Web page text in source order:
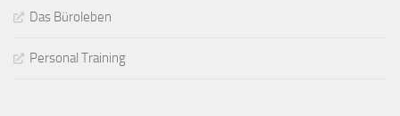
Das Büroleben
Personal Training